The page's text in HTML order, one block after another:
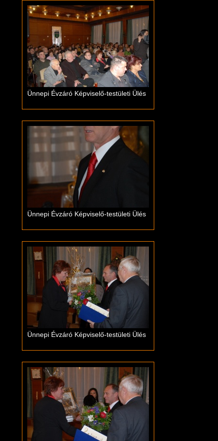
Ünnepi Évzáró Képviselő-testületi Ülés
Ünnepi Évzáró Képviselő-testületi Ülés
Ünnepi Évzáró Képviselő-testületi Ülés